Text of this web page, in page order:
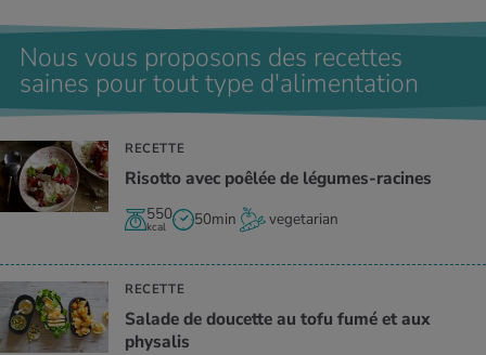
Nous vous proposons des recettes
saines pour tout type d'alimentation
RECETTE
Risotto avec poêlée de légumes-racines
550
kcal 50min vegetarian
RECETTE
Salade de doucette au tofu fumé et aux
physalis